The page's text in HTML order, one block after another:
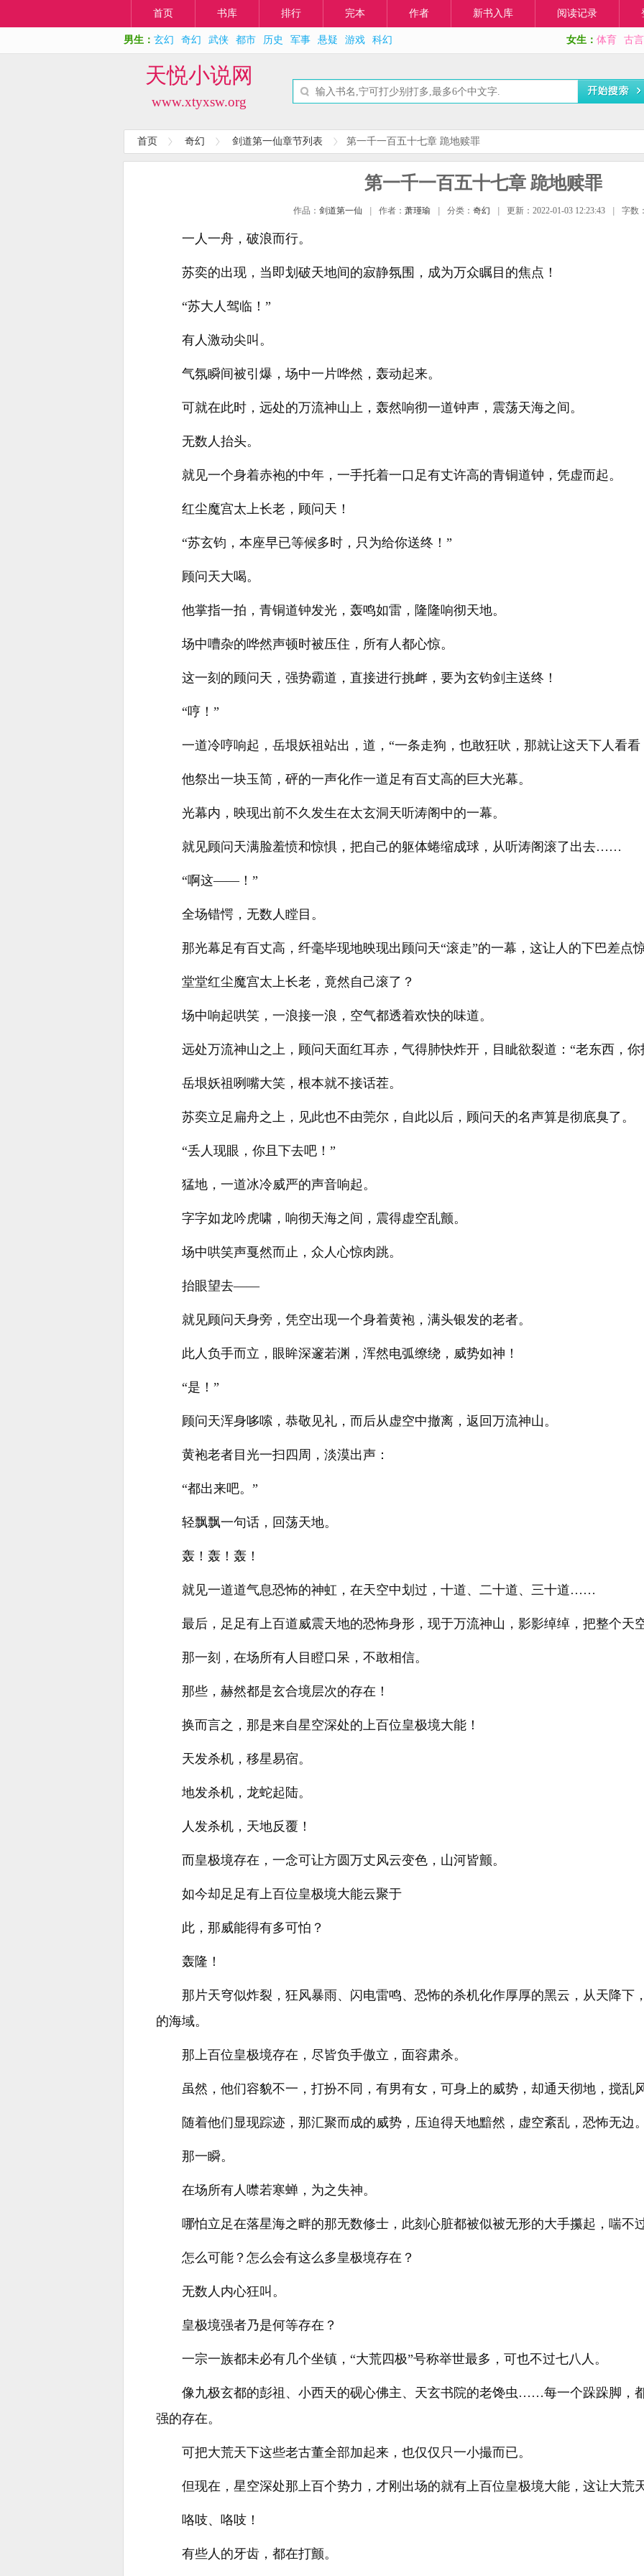
首页 书库 排行 完本 作者 新书入库 阅读记录
男生： 玄幻 奇幻 武侠 都市 历史 军事 悬疑 游戏 科幻 女生： 体育 古言
天悦小说网
www.xtyxsw.org
首页 奇幻 剑道第一仙章节列表 第一千一百五十七章 跪地赎罪
第一千一百五十七章 跪地赎罪
作品： 剑道第一仙 作者： 萧瑾瑜 分类： 奇幻 更新：2022-01-03 12:23:43 字数
一人一舟，破浪而行。
苏奕的出现，当即划破天地间的寂静氛围，成为万众瞩目的焦点！
“苏大人驾临！”
有人激动尖叫。
气氛瞬间被引爆，场中一片哗然，轰动起来。
可就在此时，远处的万流神山上，轰然响彻一道钟声，震荡天海之间。
无数人抬头。
就见一个身着赤袍的中年，一手托着一口足有丈许高的青铜道钟，凭虚而起。
红尘魔宫太上长老，顾问天！
“苏玄钧，本座早已等候多时，只为给你送终！”
顾问天大喝。
他掌指一拍，青铜道钟发光，轰鸣如雷，隆隆响彻天地。
场中嘈杂的哗然声顿时被压住，所有人都心惊。
这一刻的顾问天，强势霸道，直接进行挑衅，要为玄钧剑主送终！
“哼！”
一道冷哼响起，岳垠妖祖站出，道，“一条走狗，也敢狂吠，那就让这天下人看
他祭出一块玉简，砰的一声化作一道足有百丈高的巨大光幕。
光幕内，映现出前不久发生在太玄洞天听涛阁中的一幕。
就见顾问天满脸羞愤和惊惧，把自己的躯体蜷缩成球，从听涛阁滚了出去……
“啊这——！”
全场错愕，无数人瞠目。
那光幕足有百丈高，纤毫毕现地映现出顾问天“滚走”的一幕，这让人的下巴差点惊
堂堂红尘魔宫太上长老，竟然自己滚了？
场中响起哄笑，一浪接一浪，空气都透着欢快的味道。
远处万流神山之上，顾问天面红耳赤，气得肺快炸开，目眦欲裂道：“老东西，你
岳垠妖祖咧嘴大笑，根本就不接话茬。
苏奕立足扁舟之上，见此也不由莞尔，自此以后，顾问天的名声算是彻底臭了。
“丢人现眼，你且下去吧！”
猛地，一道冰冷威严的声音响起。
字字如龙吟虎啸，响彻天海之间，震得虚空乱颤。
场中哄笑声戛然而止，众人心惊肉跳。
抬眼望去——
就见顾问天身旁，凭空出现一个身着黄袍，满头银发的老者。
此人负手而立，眼眸深邃若渊，浑然电弧缭绕，威势如神！
“是！”
顾问天浑身哆嗦，恭敬见礼，而后从虚空中撤离，返回万流神山。
黄袍老者目光一扫四周，淡漠出声：
“都出来吧。”
轻飘飘一句话，回荡天地。
轰！轰！轰！
就见一道道气息恐怖的神虹，在天空中划过，十道、二十道、三十道……
最后，足足有上百道威震天地的恐怖身形，现于万流神山，影影绰绰，把整个天
那一刻，在场所有人目瞪口呆，不敢相信。
那些，赫然都是玄合境层次的存在！
换而言之，那是来自星空深处的上百位皇极境大能！
天发杀机，移星易宿。
地发杀机，龙蛇起陆。
人发杀机，天地反覆！
而皇极境存在，一念可让方圆万丈风云变色，山河皆颤。
如今却足足有上百位皇极境大能云聚于
此，那威能得有多可怕？
轰隆！
那片天穹似炸裂，狂风暴雨、闪电雷鸣、恐怖的杀机化作厚厚的黑云，从天降下
的海域。
那上百位皇极境存在，尽皆负手傲立，面容肃杀。
虽然，他们容貌不一，打扮不同，有男有女，可身上的威势，却通天彻地，搅乱
随着他们显现踪迹，那汇聚而成的威势，压迫得天地黯然，虚空紊乱，恐怖无边。
那一瞬。
在场所有人噤若寒蝉，为之失神。
哪怕立足在落星海之畔的那无数修士，此刻心脏都被似被无形的大手攥起，喘不
怎么可能？怎么会有这么多皇极境存在？
无数人内心狂叫。
皇极境强者乃是何等存在？
一宗一族都未必有几个坐镇，“大荒四极”号称举世最多，可也不过七八人。
像九极玄都的彭祖、小西天的砚心佛主、天玄书院的老馋虫……每一个跺跺脚，
强的存在。
可把大荒天下这些老古董全部加起来，也仅仅只一小撮而已。
但现在，星空深处那上百个势力，才刚出场的就有上百位皇极境大能，这让大荒
咯吱、咯吱！
有些人的牙齿，都在打颤。